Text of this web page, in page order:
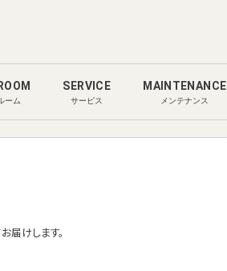
ーム
SERVICE
サービス
MAINTENANCE
メンテナンス
届けします。